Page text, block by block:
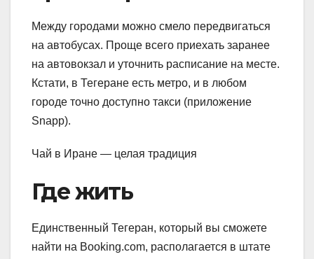
Между городами можно смело передвигаться
на автобусах. Проще всего приехать заранее
на автовокзал и уточнить расписание на месте.
Кстати, в Тегеране есть метро, и в любом
городе точно доступно такси (приложение
Snapp).
Чай в Иране — целая традиция
Где жить
Единственный Тегеран, который вы сможете
найти на Booking.com, располагается в штате